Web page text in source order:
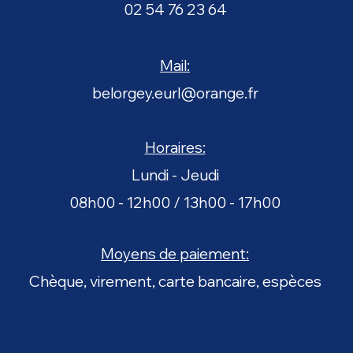
02 54 76 23 64
Mail:
belorgey.eurl@orange.fr
Horaires:
Lundi - Jeudi
08h00 - 12h00 / 13h00 - 17h00
Moyens de paiement:
Chèque, virement, carte bancaire, espèces